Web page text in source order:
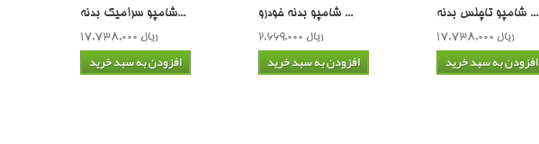
شامپو سرامیک بدنه...
17,738,000 ریال
افزودن به سبد خرید
شامپو بدنه خودرو ...
2,669,000 ریال
افزودن به سبد خرید
شامپو تاچلس بدنه ...
17,738,000 ریال
افزودن به سبد خرید